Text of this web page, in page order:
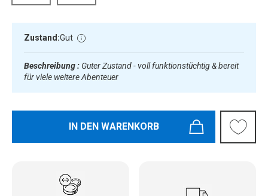
Zustand:Gut
Beschreibung : Guter Zustand - voll funktionstüchtig & bereit
für viele weitere Abenteuer
IN DEN WARENKORB